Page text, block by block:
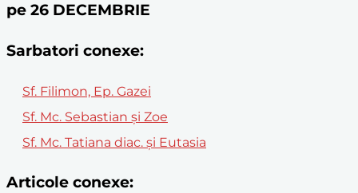
pe 26 DECEMBRIE
Sarbatori conexe:
Sf. Filimon, Ep. Gazei
Sf. Mc. Sebastian și Zoe
Sf. Mc. Tatiana diac. şi Eutasia
Articole conexe: